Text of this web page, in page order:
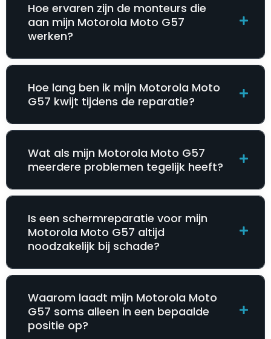
Hoe ervaren zijn de monteurs die
aan mijn Motorola Moto G57
werken?
Hoe lang ben ik mijn Motorola Moto
G57 kwijt tijdens de reparatie?
Wat als mijn Motorola Moto G57
meerdere problemen tegelijk heeft?
Is een schermreparatie voor mijn
Motorola Moto G57 altijd
noodzakelijk bij schade?
Waarom laadt mijn Motorola Moto
G57 soms alleen in een bepaalde
positie op?